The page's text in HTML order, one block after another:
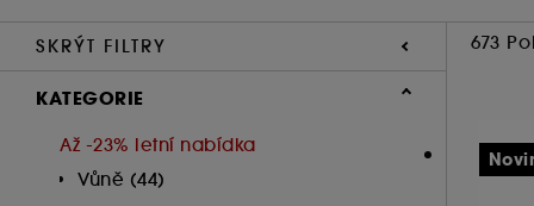
SKRÝT FILTRY 673
KATEGORIE
Až -23% letní nabídka
Vůně (44)